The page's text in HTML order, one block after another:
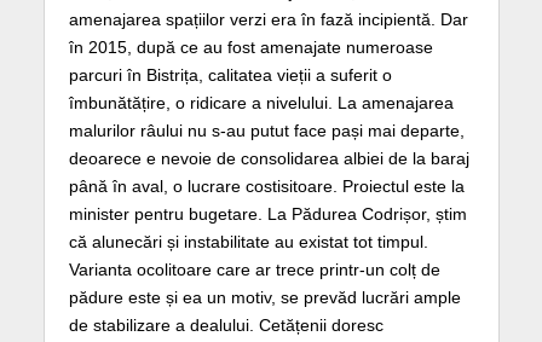
amenajarea spațiilor verzi era în fază incipientă. Dar
în 2015, după ce au fost amenajate numeroase
parcuri în Bistrița, calitatea vieții a suferit o
îmbunătățire, o ridicare a nivelului. La amenajarea
malurilor râului nu s-au putut face pași mai departe,
deoarece e nevoie de consolidarea albiei de la baraj
până în aval, o lucrare costisitoare. Proiectul este la
minister pentru bugetare. La Pădurea Codrișor, știm
că alunecări și instabilitate au existat tot timpul.
Varianta ocolitoare care ar trece printr-un colț de
pădure este și ea un motiv, se prevăd lucrări ample
de stabilizare a dealului. Cetățenii doresc